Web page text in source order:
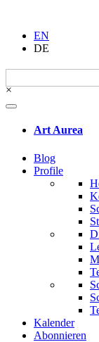
EN
DE
Suchen
nach:
×
Art Aurea
Blog
Profile
Kalender
Abonnieren